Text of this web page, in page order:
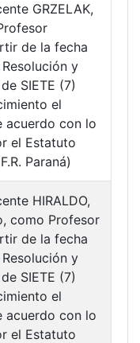
GRZELAK,
de la fecha
y
SIETE (7)
el
acuerdo con lo
el Estatuto
Paraná)
HIRALDO,
como Profesor
de la fecha
y
SIETE (7)
el
acuerdo con lo
el Estatuto